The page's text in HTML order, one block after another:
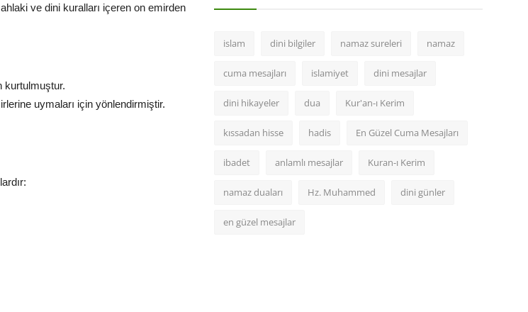
ve dini kuralları içeren on emirden
kurtulmuştur.
uymaları için yönlendirmiştir.
islam dini bilgiler namaz sureleri namaz
cuma mesajları islamiyet dini mesajlar
dini hikayeler dua Kur'an-ı Kerim
kıssadan hisse hadis En Güzel Cuma Mesajları
ibadet anlamlı mesajlar Kuran-ı Kerim
namaz duaları Hz. Muhammed dini günler
en güzel mesajlar